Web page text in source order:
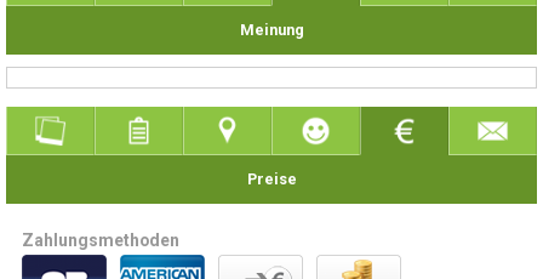
Meinung
Preise
Zahlungsmethoden